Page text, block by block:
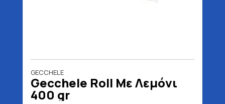
GECCHELE
Gecchele Roll Με Λεμόνι
400 gr